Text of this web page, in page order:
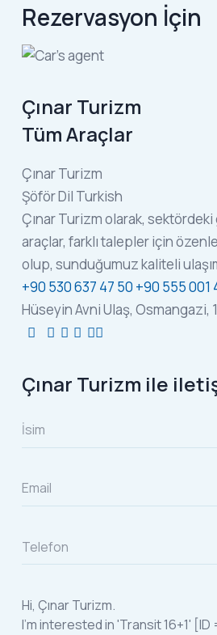
Rezervasyon İçin
Çınar Turizm
Tüm Araçlar
Çınar Turizm
Şöför Dil Turkish
Çınar Turizm olarak,
araçlar, farklı talepler için
olup, sunduğumuz kaliteli
+90 530 637 47 50 +90 555 001
Hüseyin Avni Ulaş, Osmangazi,
Çınar Turizm ile